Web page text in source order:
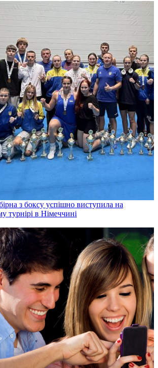
з боксу успішно виступила на
турнірі в Німеччині